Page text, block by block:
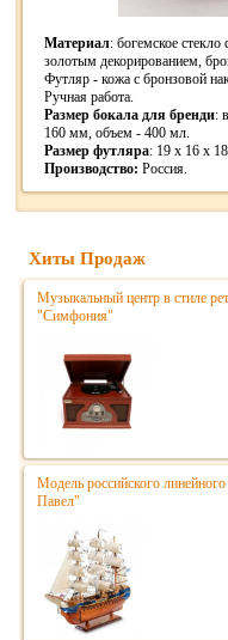
Материал: богемское стекло
золотым декорированием,
Футляр - кожа с бронзовой
Ручная работа.
Размер бокала для бренди:
160 мм, объем - 400 мл.
Размер футляра: 19 x 16 x
Производство: Россия.
Хиты Продаж
Музыкальный центр в стиле
"Симфония"
Модель российского
Павел"